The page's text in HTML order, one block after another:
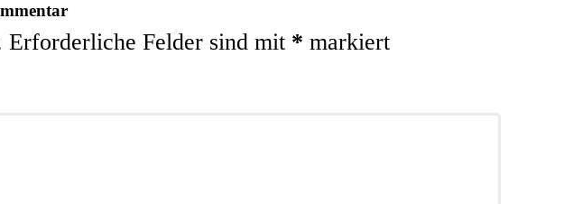
Erforderliche Felder sind mit * markiert